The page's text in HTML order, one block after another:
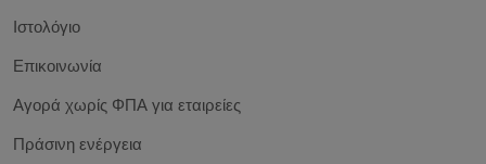
Ιστολόγιο
Επικοινωνία
Αγορά χωρίς ΦΠΑ για εταιρείες
Πράσινη ενέργεια